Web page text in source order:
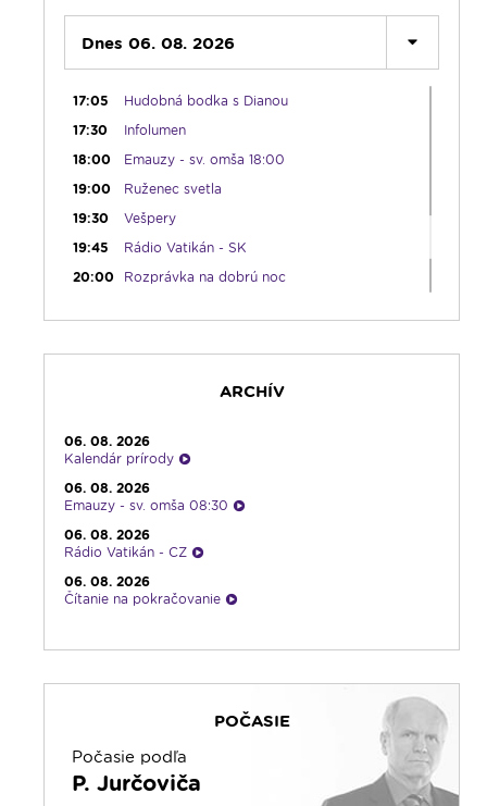
Dnes 06. 08. 2026
12:10
Hudobný aperitív
12:30
Biblia za rok
13:00
Lumenfórum - štvrtok
17:05
Hudobná bodka s Dianou
17:30
Infolumen
18:00
Emauzy - sv. omša 18:00
19:00
Ruženec svetla
19:30
Vešpery
19:45
Rádio Vatikán - SK
20:00
Rozprávka na dobrú noc
Čítanie na pokračovanie + repríza
23:30
Infolumen - repríza
ARCHÍV
06. 08. 2026
Kalendár prírody
06. 08. 2026
Emauzy - sv. omša 08:30
06. 08. 2026
Rádio Vatikán - CZ
06. 08. 2026
Čítanie na pokračovanie
05. 08. 2026
Infolumen
POČASIE
Počasie podľa
P. Jurčoviča